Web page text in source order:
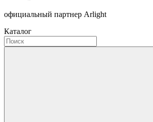
официальный партнер Arlight
Каталог